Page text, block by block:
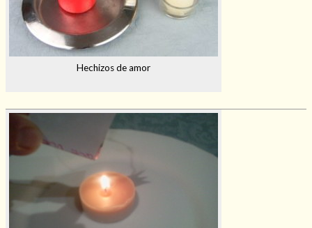
Hechizos de amor